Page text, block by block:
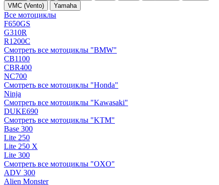
VMC (Vento)
Yamaha
Все мотоциклы
F650GS
G310R
R1200C
Смотреть все мотоциклы "BMW"
CB1100
CBR400
NC700
Смотреть все мотоциклы "Honda"
Ninja
Смотреть все мотоциклы "Kawasaki"
DUKE690
Смотреть все мотоциклы "KTM"
Base 300
Lite 250
Lite 250 X
Lite 300
Смотреть все мотоциклы "OXO"
ADV 300
Alien Monster